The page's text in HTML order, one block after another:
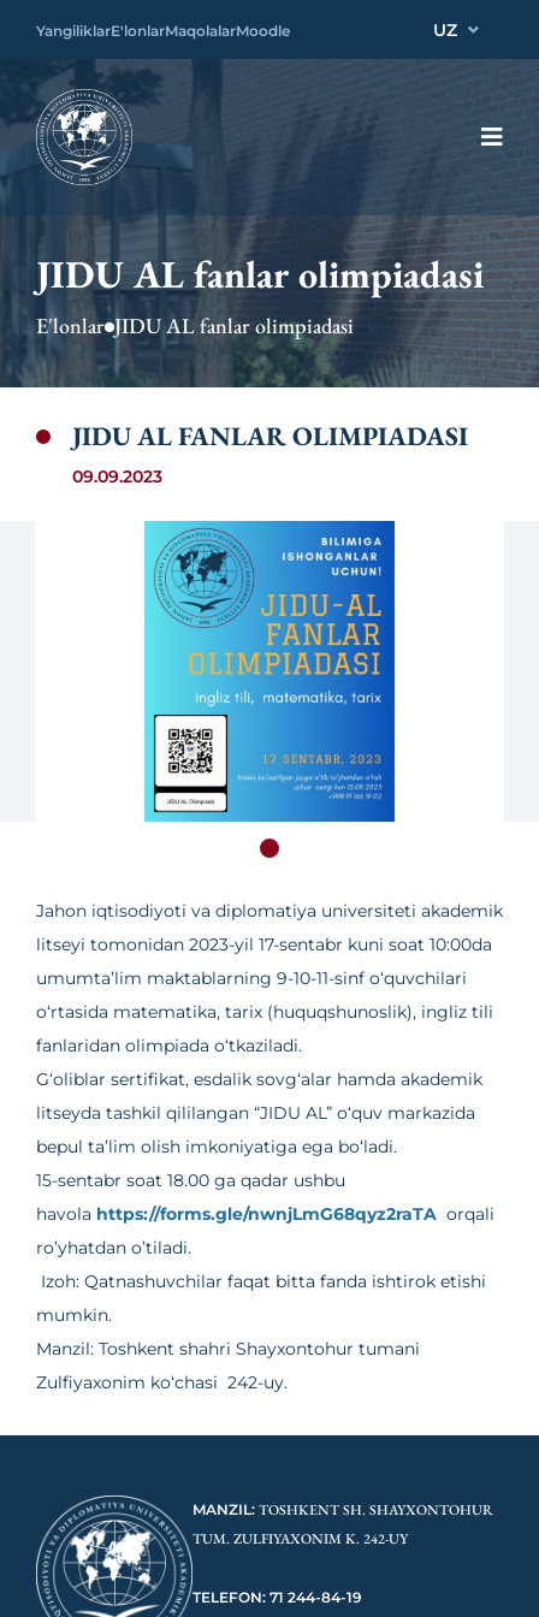
YangiliklarE'lonlarMaqolalarMoodle UZ
JIDU AL fanlar olimpiadasi
E'lonlar JIDU AL fanlar olimpiadasi
JIDU AL FANLAR OLIMPIADASI
09.09.2023
Jahon iqtisodiyoti va diplomatiya universiteti akademik
litseyi tomonidan 2023-yil 17-sentabr kuni soat 10:00da
umumta’lim maktablarning 9-10-11-sinf o‘quvchilari
o‘rtasida matematika, tarix (huquqshunoslik), ingliz tili
fanlaridan olimpiada o‘tkaziladi.
G‘oliblar sertifikat, esdalik sovg‘alar hamda akademik
litseyda tashkil qililangan “JIDU AL” o‘quv markazida
bepul ta’lim olish imkoniyatiga ega bo‘ladi.
15-sentabr soat 18.00 ga qadar ushbu
havola https://forms.gle/nwnjLmG68qyz2raTA orqali
ro’yhatdan o’tiladi.
Izoh: Qatnashuvchilar faqat bitta fanda ishtirok etishi
mumkin.
Manzil: Toshkent shahri Shayxontohur tumani
Zulfiyaxonim ko‘chasi 242-uy.
MANZIL: TOSHKENT SH. SHAYXONTOHUR
TUM. ZULFIYAXONIM K. 242-UY
TELEFON: 71 244-84-19